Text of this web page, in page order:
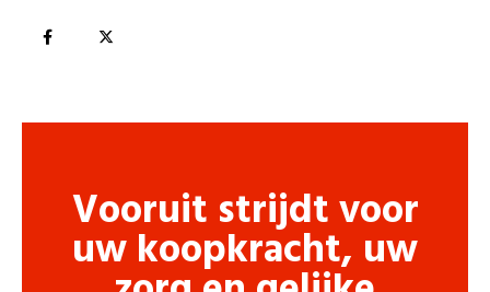
Vooruit strijdt voor
uw koopkracht, uw